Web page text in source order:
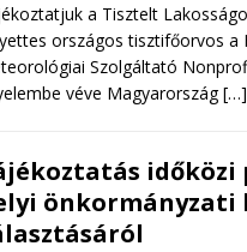
a Tisztelt
országos tisztifőorvos a
Szolgáltató
véve Magyarország[…]
időközi
önkormányzati